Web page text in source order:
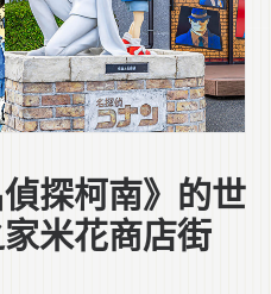
探柯南》的世
米花商店街